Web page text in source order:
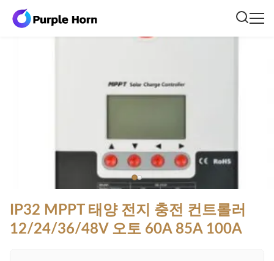
IP32 MPPT 태양 전지 충전 컨트롤러
12/24/36/48V 오토 60A 85A 100A